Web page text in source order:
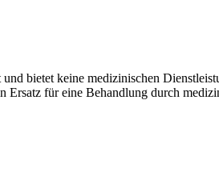
bietet keine medizinischen
für eine Behandlung durch